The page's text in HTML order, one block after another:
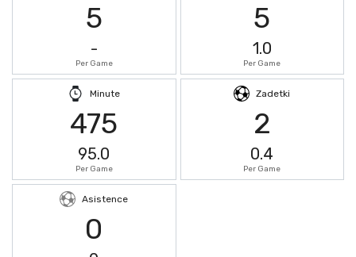
5
-
Per Game
5
1.0
Per Game
Minute
475
95.0
Per Game
Zadetki
2
0.4
Per Game
Asistence
0